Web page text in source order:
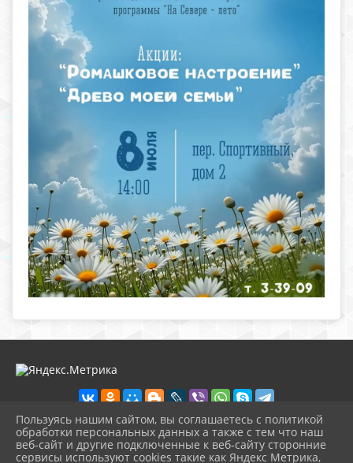
2026 г. ckbozaozersk.ru
Пользуясь нашим сайтом, вы соглашаетесь с политикой
обработки персональных данных а также с тем что наш
веб-сайт и другие подключенные к веб-сайту сторонние
сервисы используют cookies такие как Яндекс Метрика,